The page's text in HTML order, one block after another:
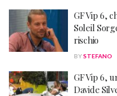
GF Vip 6,
Soleil
rischio
BYSTEFANO
GF Vip 6,
Davide